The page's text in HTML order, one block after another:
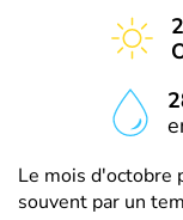
2
Le mois d'octobre
souvent par un